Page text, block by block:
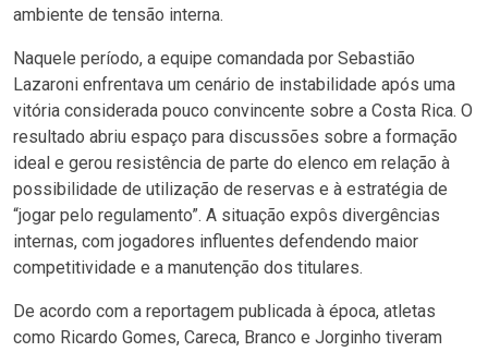
ambiente de tensão interna.
Naquele período, a equipe comandada por Sebastião
Lazaroni enfrentava um cenário de instabilidade após uma
vitória considerada pouco convincente sobre a Costa Rica. O
resultado abriu espaço para discussões sobre a formação
ideal e gerou resistência de parte do elenco em relação à
possibilidade de utilização de reservas e à estratégia de
“jogar pelo regulamento”. A situação expôs divergências
internas, com jogadores influentes defendendo maior
competitividade e a manutenção dos titulares.
De acordo com a reportagem publicada à época, atletas
como Ricardo Gomes, Careca, Branco e Jorginho tiveram